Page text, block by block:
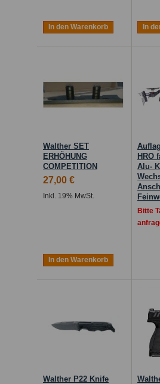
In den Warenkorb In
Walther SET
ERHÖHUNG
COMPETITION
27,00 €
Inkl. 19% MwSt.
In den Warenkorb
HRO
Alu-
Bitte
Walther P22 Knife